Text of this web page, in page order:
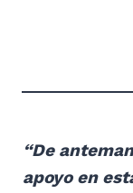
“De
apoyo en